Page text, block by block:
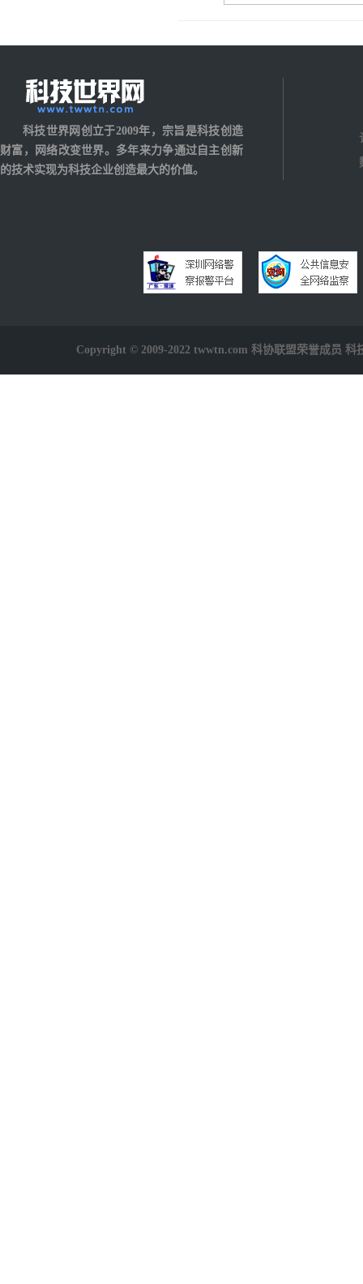
科技世界网创立于2009年，宗旨是科技创造
财富，网络改变世界。多年来力争通过自主创新
的技术实现为科技企业创造最大的价值。
Copyright © 2009-2022 twwtn.com 科协联盟荣誉成员